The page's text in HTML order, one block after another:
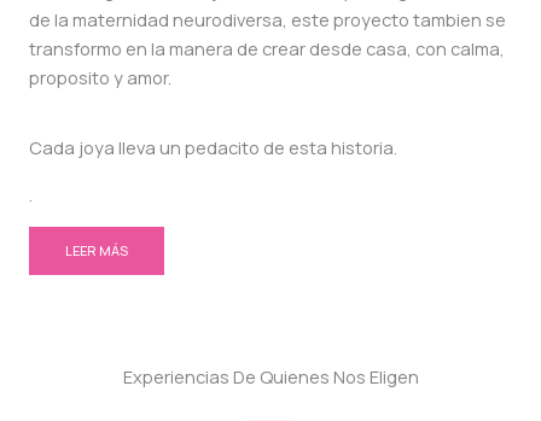
de la maternidad neurodiversa, este proyecto tambien se
transformo en la manera de crear desde casa, con calma,
proposito y amor.
Cada joya lleva un pedacito de esta historia.
.
LEER MÁS
Experiencias De Quienes Nos Eligen